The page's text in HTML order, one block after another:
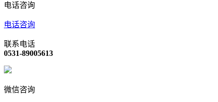
电话咨询
电话咨询
联系电话
0531-89005613
微信咨询